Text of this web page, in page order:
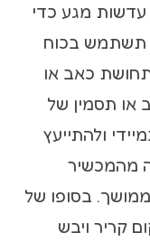
מגע כדי
תשתמש בכוח
כאב או
או תסמין של
ולהתייעץ
מהמכשיר
בסופו של
קריר ויבש